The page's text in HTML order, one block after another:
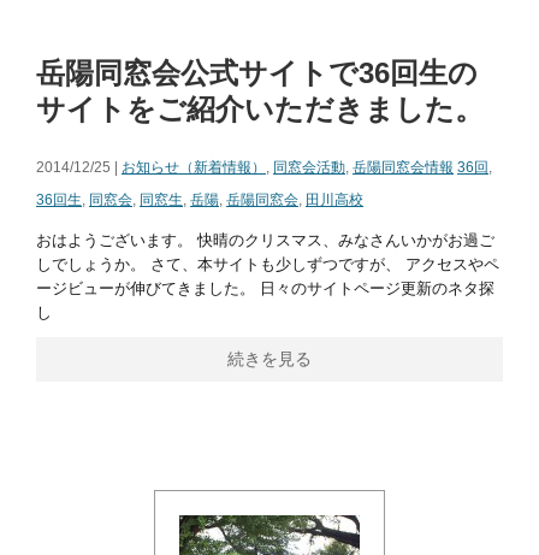
岳陽同窓会公式サイトで36回生の
サイトをご紹介いただきました。
2014/12/25 | お知らせ（新着情報） , 同窓会活動, 岳陽同窓会情報 36回 ,
36回生, 同窓会, 同窓生, 岳陽, 岳陽同窓会, 田川高校
おはようございます。 快晴のクリスマス、みなさんいかがお過ご
しでしょうか。 さて、本サイトも少しずつですが、 アクセスやペ
ージビューが伸びてきました。 日々のサイトページ更新のネタ探
し
続きを見る